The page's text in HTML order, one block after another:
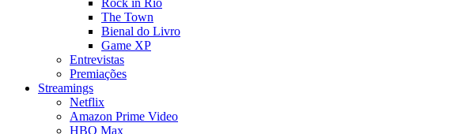
Rock in Rio
The Town
Bienal do Livro
Game XP
Entrevistas
Premiações
Streamings
Netflix
Amazon Prime Video
HBO Max